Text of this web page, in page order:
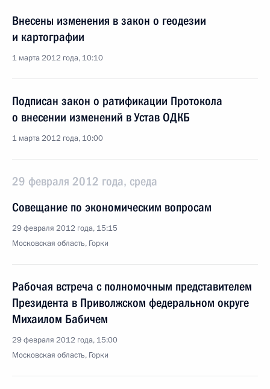
Внесены изменения в закон о геодезии
и картографии
1 марта 2012 года, 10:10
Подписан закон о ратификации Протокола
о внесении изменений в Устав ОДКБ
1 марта 2012 года, 10:00
29 февраля 2012 года, среда
Совещание по экономическим вопросам
29 февраля 2012 года, 15:15
Московская область, Горки
Рабочая встреча с полномочным представителем
Президента в Приволжском федеральном округе
Михаилом Бабичем
29 февраля 2012 года, 15:00
Московская область, Горки